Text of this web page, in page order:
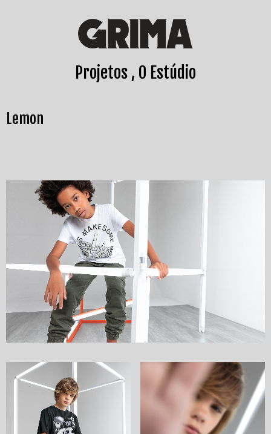
Projetos O Estúdio
Lemon